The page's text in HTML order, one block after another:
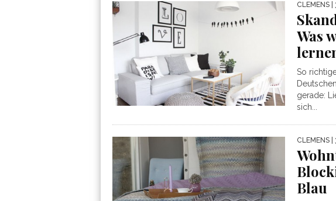
CLEMENS
Was
So
gerade:
sich...
CLEMENS
Blau